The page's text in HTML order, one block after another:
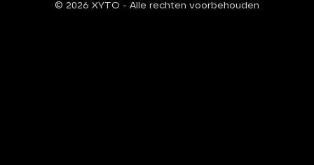
© 2026 XYTO - Alle rechten voorbehouden